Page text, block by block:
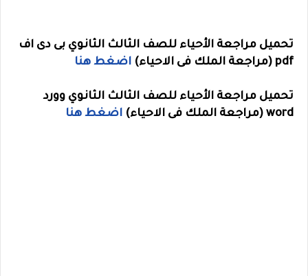
تحميل مراجعة الأحياء للصف الثالث الثانوي بى دى اف
pdf (مراجعة الملك فى الاحياء)
اضغط هنا
تحميل مراجعة الأحياء للصف الثالث الثانوي وورد
word (مراجعة الملك فى الاحياء)
اضغط هنا